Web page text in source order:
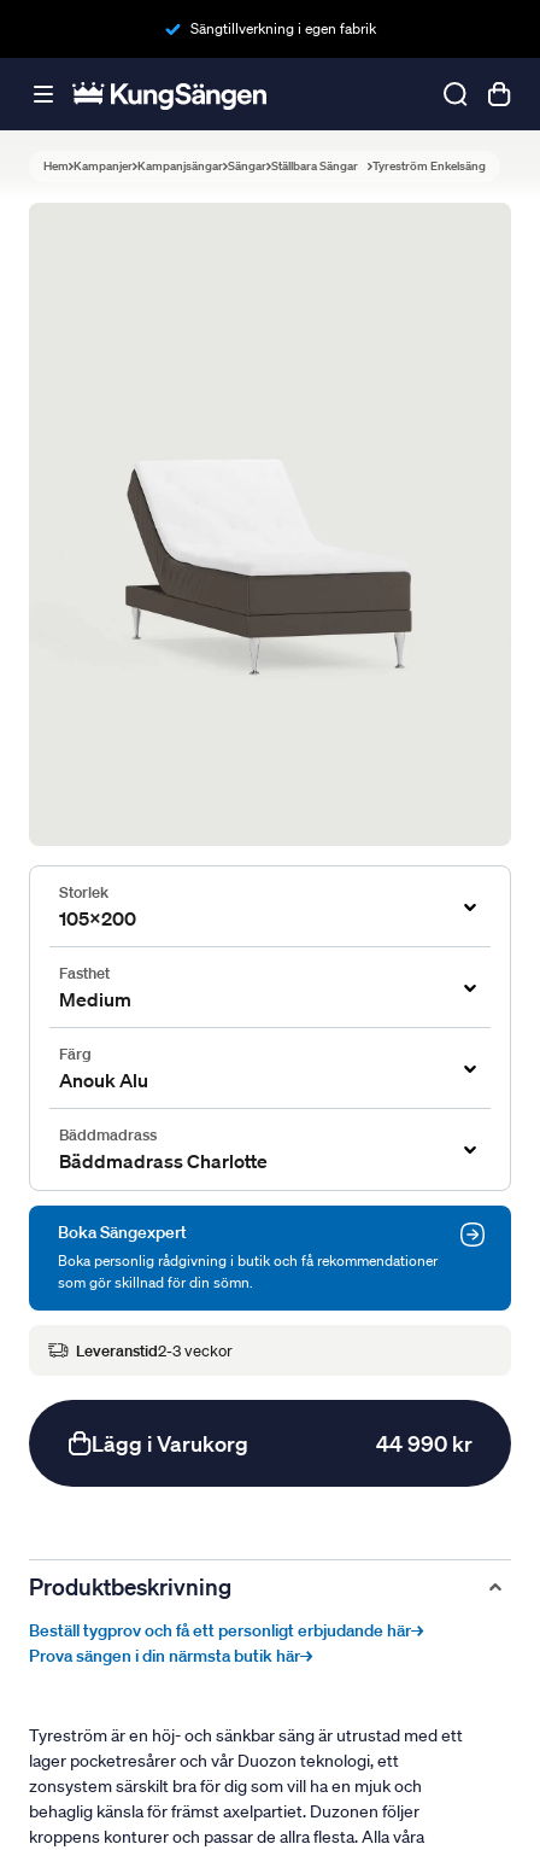
Sängtillverkning i egen fabrik
Hem Kampanjer Kampanjsängar Sängar Ställbara Sängar Tyreström Enkelsäng
Storlek
105x200
Fasthet
Medium
Färg
Anouk Alu
Bäddmadrass
Bäddmadrass Charlotte
Boka Sängexpert
Boka personlig rådgivning i butik och få rekommendationer
som gör skillnad för din sömn.
Leveranstid2-3 veckor
Lägg i Varukorg 44 990 kr
Produktbeskrivning
Beställ tygprov och få ett personligt erbjudande här→
Prova sängen i din närmsta butik här→
Tyreström är en höj- och sänkbar säng är utrustad med ett
lager pocketresårer och vår Duozon teknologi, ett
zonsystem särskilt bra för dig som vill ha en mjuk och
behaglig känsla för främst axelpartiet. Duzonen följer
kroppens konturer och passar de allra flesta. Alla våra